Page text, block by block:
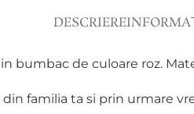
DESCRIERE
bumbac de culoare roz.
familia ta si prin urmare